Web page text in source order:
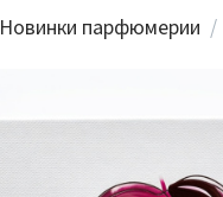
Новинки парфюмерии /